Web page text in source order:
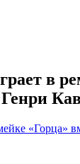
в
Генри
«Горца»